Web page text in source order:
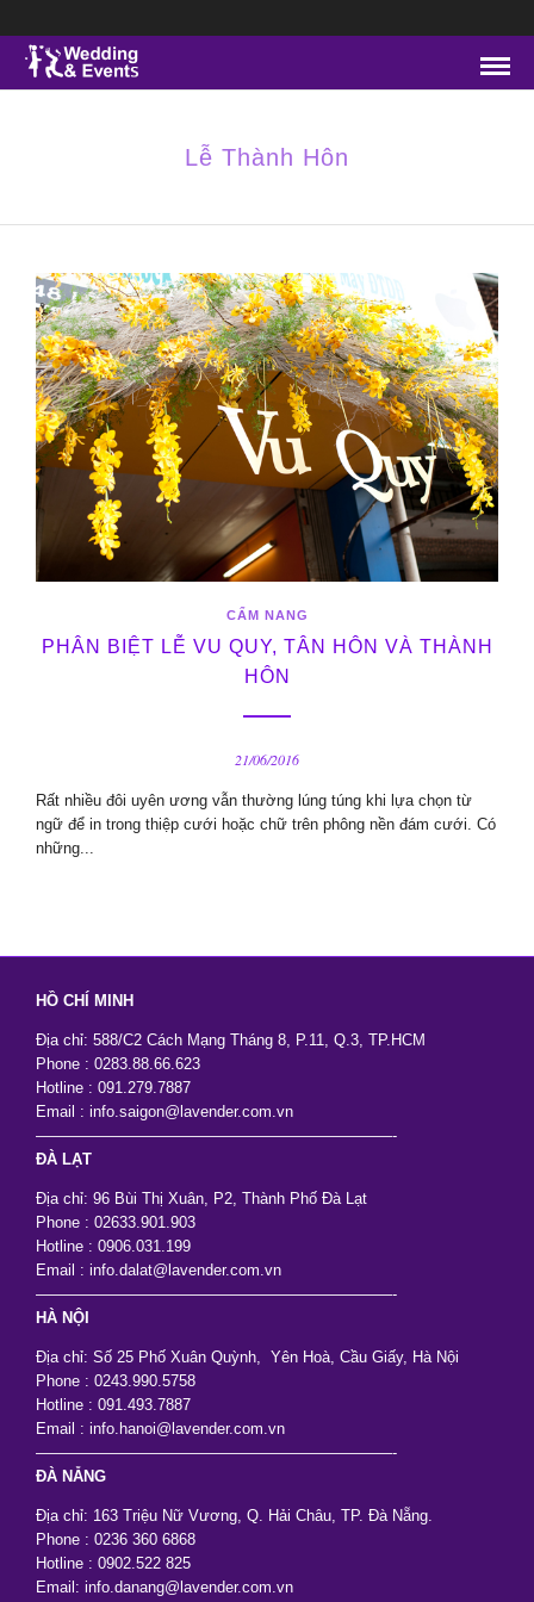
Lễ Thành Hôn
CẨM NANG
PHÂN BIỆT LỄ VU QUY, TÂN HÔN VÀ THÀNH
HÔN
21/06/2016
Rất nhiều đôi uyên ương vẫn thường lúng túng khi lựa chọn từ
ngữ để in trong thiệp cưới hoặc chữ trên phông nền đám cưới. Có
những...
HỒ CHÍ MINH
Địa chỉ: 588/C2 Cách Mạng Tháng 8, P.11, Q.3, TP.HCM
Phone : 0283.88.66.623
Hotline : 091.279.7887
Email : info.saigon@lavender.com.vn
———————————————————————-
ĐÀ LẠT
Địa chỉ: 96 Bùi Thị Xuân, P2, Thành Phố Đà Lạt
Phone : 02633.901.903
Hotline : 0906.031.199
Email : info.dalat@lavender.com.vn
———————————————————————-
HÀ NỘI
Địa chỉ: Số 25 Phố Xuân Quỳnh, Yên Hoà, Cầu Giấy, Hà Nội
Phone : 0243.990.5758
Hotline : 091.493.7887
Email : info.hanoi@lavender.com.vn
———————————————————————-
ĐÀ NẴNG
Địa chỉ: 163 Triệu Nữ Vương, Q. Hải Châu, TP. Đà Nẵng.
Phone : 0236 360 6868
Hotline : 0902.522 825
Email: info.danang@lavender.com.vn